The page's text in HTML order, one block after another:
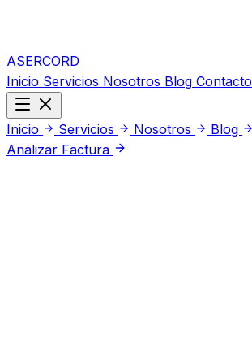
ASERCORD
Inicio Servicios Nosotros Blog Contacto
Inicio Servicios Nosotros Blog
Analizar Factura